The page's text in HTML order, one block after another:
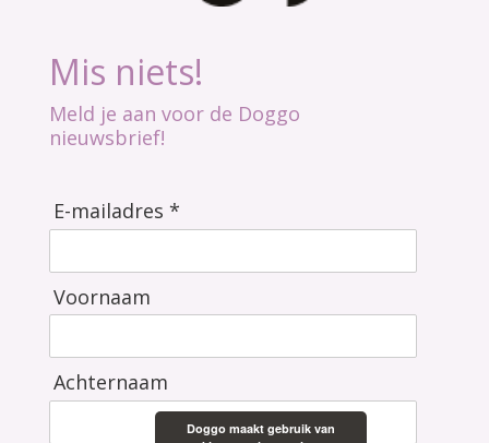
Mis niets!
Meld je aan voor de Doggo
nieuwsbrief!
E-mailadres *
Voornaam
Achternaam
Doggo maakt gebruik van